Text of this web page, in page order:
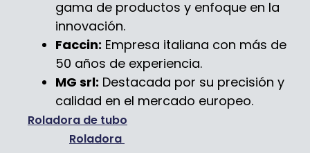
gama de productos y enfoque en la
innovación.
Faccin: Empresa italiana con más de
50 años de experiencia.
MG srl: Destacada por su precisión y
calidad en el mercado europeo.
Roladora de tubo
Roladora